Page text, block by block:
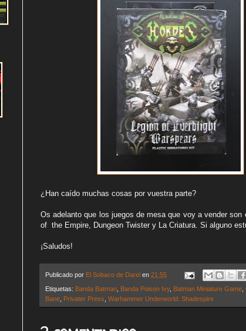
¿Han caído muchas cosas por vuestra parte?
Os adelanto que los juegos de mesa que voy a vender
of the Empire, Dungeon Twister y La Criatura. Si alguno
¡Saludos!
Publicado por El Sobaco de Darel en 21:55
Etiquetas: Banda Batman, Banda Poison Ivy, Batman Miniature Game,
Bane, Privater Press, Warhammer Underworld: Shadespire